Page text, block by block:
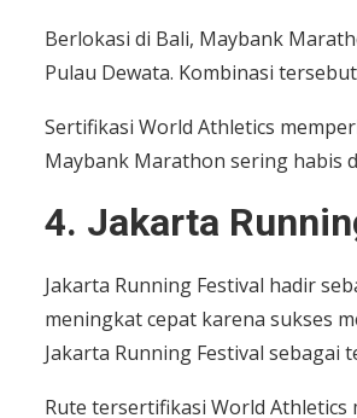
Berlokasi di Bali, Maybank
Pulau Dewata. Kombinasi
Sertifikasi World Athletics
Maybank Marathon sering habis
4. Jakarta
Jakarta Running Festival hadir
meningkat cepat karena sukses
Jakarta Running Festival
Rute tersertifikasi World